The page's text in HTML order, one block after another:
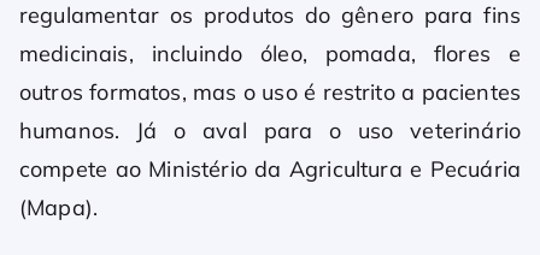
regulamentar os produtos do gênero para fins
medicinais, incluindo óleo, pomada, flores e
outros formatos, mas o uso é restrito a pacientes
humanos. Já o aval para o uso veterinário
compete ao Ministério da Agricultura e Pecuária
(Mapa).